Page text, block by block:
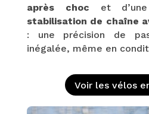
après choc et
stabilisation de chaîne
: une précision de
inégalée, même en
Voir les vélos